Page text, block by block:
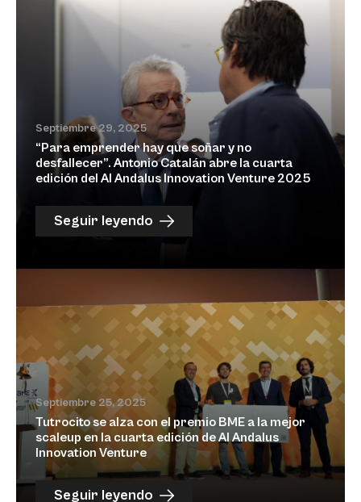
Septiembre 29, 2025
“Para emprender hay que soñar y no
desfallecer”. Antonio Catalán abre la cuarta
edición del Al Andalus Innovation Venture 2025
Seguir leyendo
Septiembre 25, 2025
Tutrocito se alza con el premio BME a la mejor
scaleup en la cuarta edición de Al Andalus
Innovation Venture
Seguir leyendo